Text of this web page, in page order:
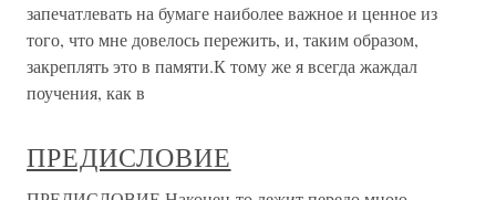
запечатлевать на бумаге наиболее важное и ценное из
того, что мне довелось пережить, и, таким образом,
закреплять это в памяти.К тому же я всегда жаждал
поучения, как в
ПРЕДИСЛОВИЕ